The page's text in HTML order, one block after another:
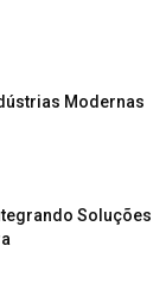
Modernas
Soluções